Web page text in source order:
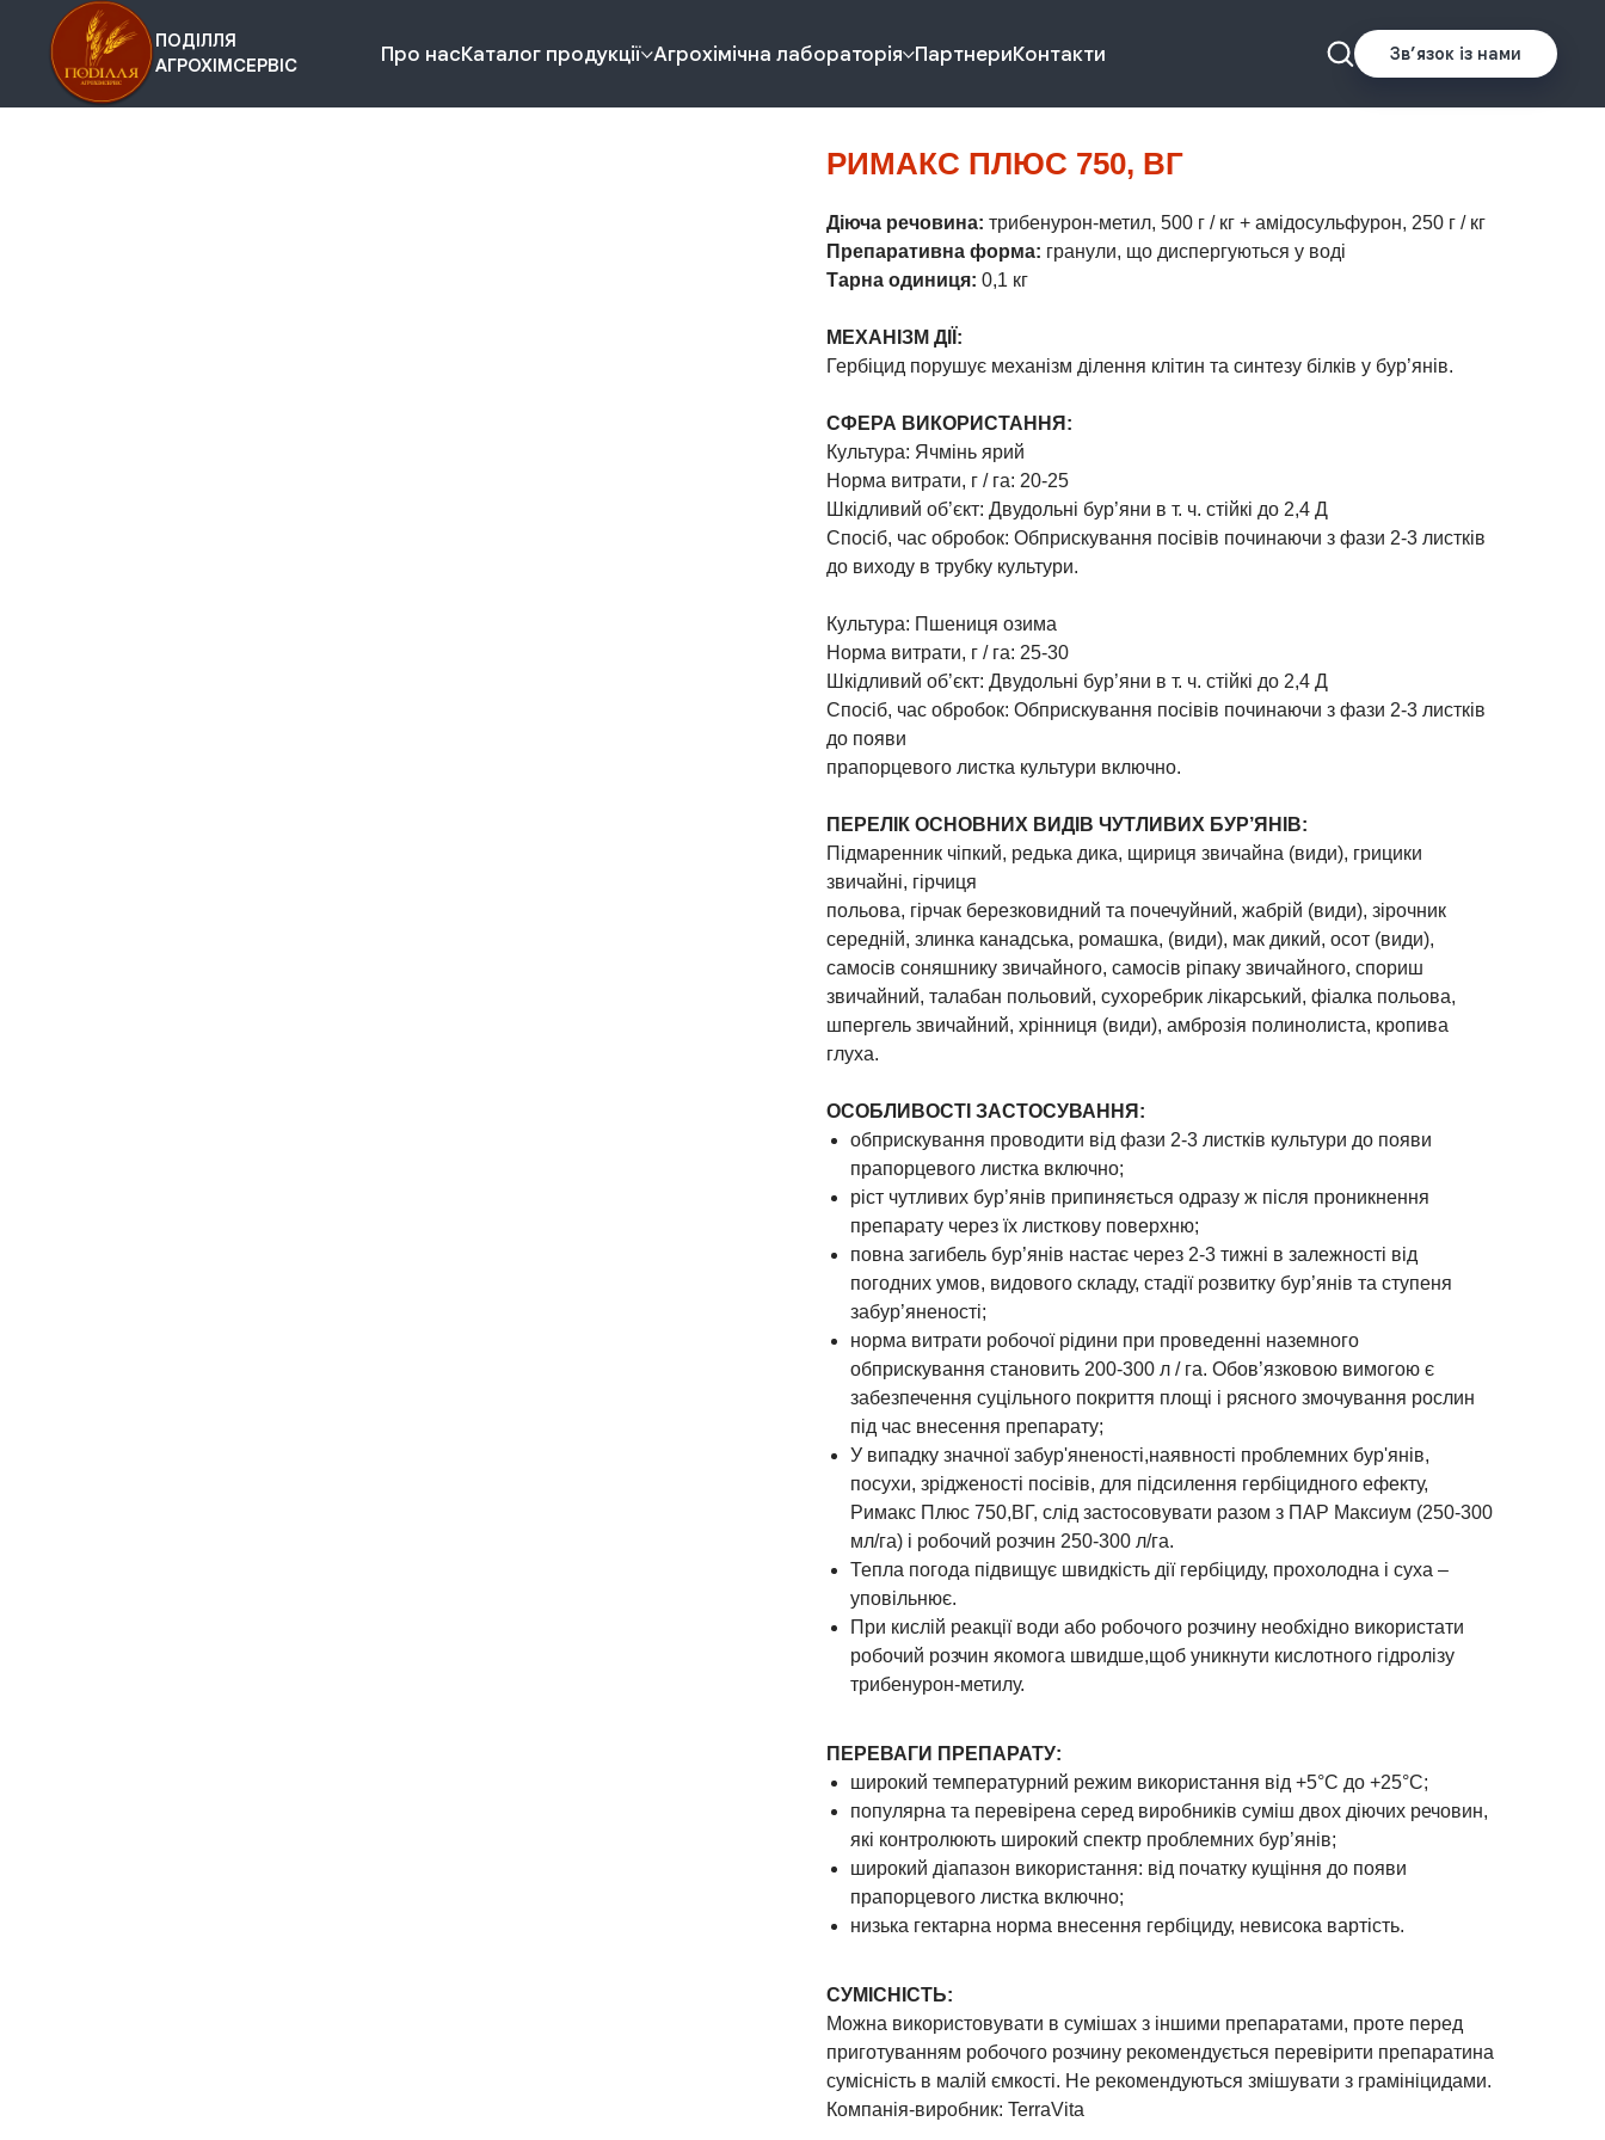
ПОДІЛЛЯ
АГРОХІМСЕРВІС
Про насКаталог продукції Агрохімічна лабораторія ПартнериКонтакти Звʼязок із нами
РИМАКС ПЛЮС 750, ВГ
Діюча речовина: трибенурон-метил, 500 г / кг + амідосульфурон, 250 г / кг
Препаративна форма: гранули, що диспергуються у воді
Тарна одиниця: 0,1 кг
МЕХАНІЗМ ДІЇ:
Гербіцид порушує механізм ділення клітин та синтезу білків у бур’янів.
СФЕРА ВИКОРИСТАННЯ:
Культура: Ячмінь ярий
Норма витрати, г / га: 20-25
Шкідливий об’єкт: Двудольні бур’яни в т. ч. стійкі до 2,4 Д
Спосіб, час обробок: Обприскування посівів починаючи з фази 2-3 листків
до виходу в трубку культури.
Культура: Пшениця озима
Норма витрати, г / га: 25-30
Шкідливий об’єкт: Двудольні бур’яни в т. ч. стійкі до 2,4 Д
Спосіб, час обробок: Обприскування посівів починаючи з фази 2-3 листків
до появи
прапорцевого листка культури включно.
ПЕРЕЛІК ОСНОВНИХ ВИДІВ ЧУТЛИВИХ БУР’ЯНІВ:
Підмаренник чіпкий, редька дика, щириця звичайна (види), грицики
звичайні, гірчиця
польова, гірчак березковидний та почечуйний, жабрій (види), зірочник
середній, злинка канадська, ромашка, (види), мак дикий, осот (види),
самосів соняшнику звичайного, самосів ріпаку звичайного, спориш
звичайний, талабан польовий, сухоребрик лікарський, фіалка польова,
шпергель звичайний, хрінниця (види), амброзія полинолиста, кропива
глуха.
ОСОБЛИВОСТІ ЗАСТОСУВАННЯ:
обприскування проводити від фази 2-3 листків культури до появи
прапорцевого листка включно;
ріст чутливих бур’янів припиняється одразу ж після проникнення
препарату через їх листкову поверхню;
повна загибель бур’янів настає через 2-3 тижні в залежності від
погодних умов, видового складу, стадії розвитку бур’янів та ступеня
забур’яненості;
норма витрати робочої рідини при проведенні наземного
обприскування становить 200-300 л / га. Обов’язковою вимогою є
забезпечення суцільного покриття площі і рясного змочування рослин
під час внесення препарату;
У випадку значної забур'яненості,наявності проблемних бур'янів,
посухи, зрідженості посівів, для підсилення гербіцидного ефекту,
Римакс Плюс 750,ВГ, слід застосовувати разом з ПАР Максиум (250-300
мл/га) і робочий розчин 250-300 л/га.
Тепла погода підвищує швидкість дії гербіциду, прохолодна і суха –
уповільнює.
При кислій реакції води або робочого розчину необхідно використати
робочий розчин якомога швидше,щоб уникнути кислотного гідролізу
трибенурон-метилу.
ПЕРЕВАГИ ПРЕПАРАТУ:
широкий температурний режим використання від +5°С до +25°С;
популярна та перевірена серед виробників суміш двох діючих речовин,
які контролюють широкий спектр проблемних бур’янів;
широкий діапазон використання: від початку кущіння до появи
прапорцевого листка включно;
низька гектарна норма внесення гербіциду, невисока вартість.
СУМІСНІСТЬ:
Можна використовувати в сумішах з іншими препаратами, проте перед
приготуванням робочого розчину рекомендується перевірити препаратина
сумісність в малій ємкості. Не рекомендуються змішувати з грамініцидами.
Компанія-виробник: TerraVita